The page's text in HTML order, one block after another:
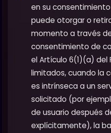
en su
puede otorgar o
momento a través
consentimiento de
el Artículo 6(1)(a) del
limitados, cuando la
es intrínseca a un
solicitado (por
de usuario después
explícitamente), la